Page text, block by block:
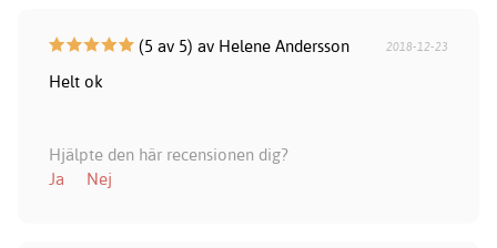
(5 av 5) av Helene Andersson 2018-12-23
Helt ok
Hjälpte den här recensionen dig?
Ja
Nej